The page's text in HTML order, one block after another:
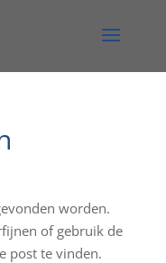
worden.
of gebruik de
post te vinden.